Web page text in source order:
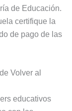
de Educación.
certifique la
de pago de las
Volver al
educativos